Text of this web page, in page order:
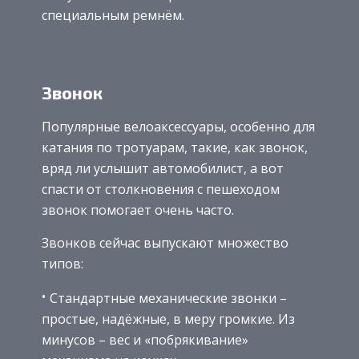
специальным ремнём.
Звонок
Популярные велоаксессуары, особенно для
катания по тротуарам, такие, как звонок,
вряд ли услышит автомобилист, а вот
спасти от столкновения с пешеходом
звонок помогает очень часто.
Звонков сейчас выпускают множество
типов:
Стандартные механические звонки –
простые, надёжные, в меру громкие. Из
минусов – вес и «побрякивание»